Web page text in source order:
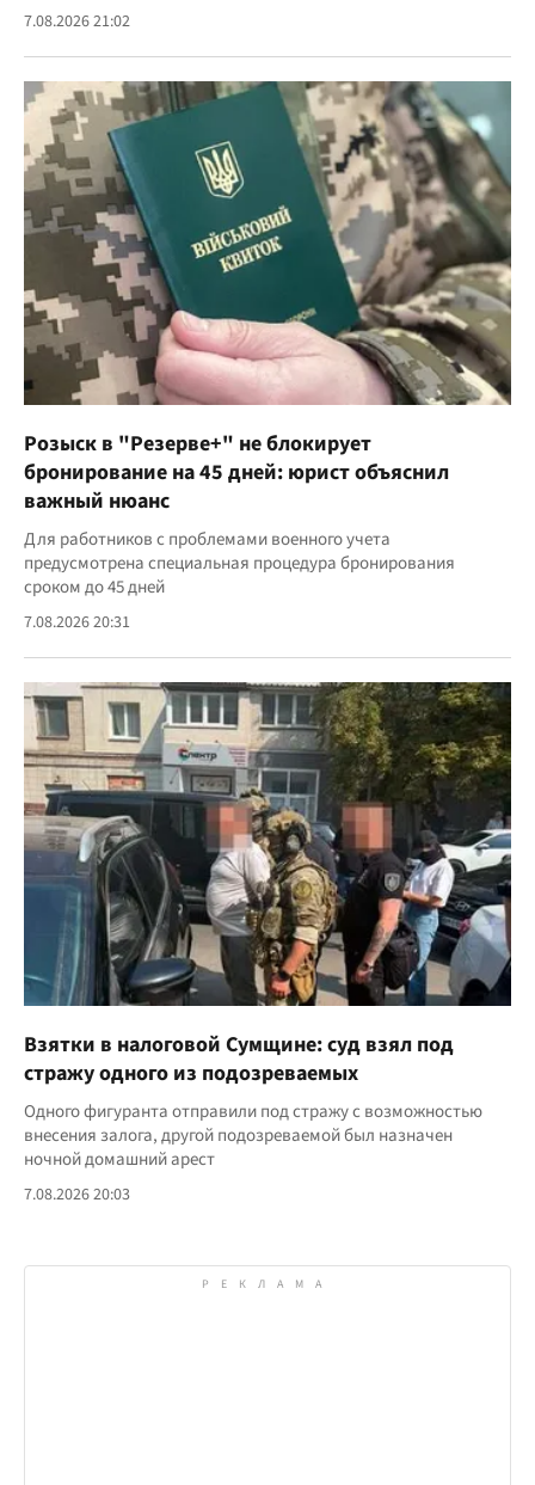
7.08.2026 21:02
Розыск в "Резерве+" не блокирует
бронирование на 45 дней: юрист объяснил
важный нюанс
Для работников с проблемами военного учета
предусмотрена специальная процедура бронирования
сроком до 45 дней
7.08.2026 20:31
Взятки в налоговой Сумщине: суд взял под
стражу одного из подозреваемых
Одного фигуранта отправили под стражу с возможностью
внесения залога, другой подозреваемой был назначен
ночной домашний арест
7.08.2026 20:03